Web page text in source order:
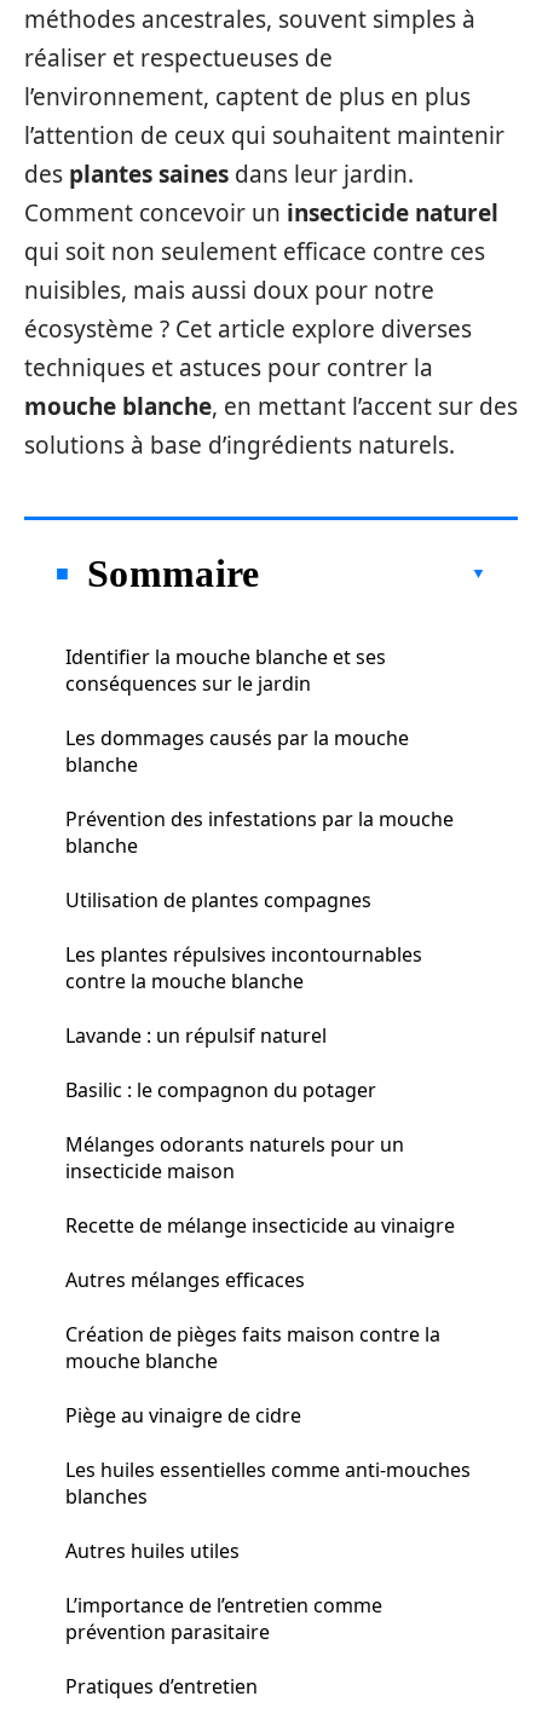
méthodes ancestrales, souvent simples à
réaliser et respectueuses de
l’environnement, captent de plus en plus
l’attention de ceux qui souhaitent maintenir
des plantes saines dans leur jardin.
Comment concevoir un insecticide naturel
qui soit non seulement efficace contre ces
nuisibles, mais aussi doux pour notre
écosystème ? Cet article explore diverses
techniques et astuces pour contrer la
mouche blanche, en mettant l’accent sur des
solutions à base d’ingrédients naturels.
Sommaire
Identifier la mouche blanche et ses
conséquences sur le jardin
Les dommages causés par la mouche
blanche
Prévention des infestations par la mouche
blanche
Utilisation de plantes compagnes
Les plantes répulsives incontournables
contre la mouche blanche
Lavande : un répulsif naturel
Basilic : le compagnon du potager
Mélanges odorants naturels pour un
insecticide maison
Recette de mélange insecticide au vinaigre
Autres mélanges efficaces
Création de pièges faits maison contre la
mouche blanche
Piège au vinaigre de cidre
Les huiles essentielles comme anti-mouches
blanches
Autres huiles utiles
L’importance de l’entretien comme
prévention parasitaire
Pratiques d’entretien